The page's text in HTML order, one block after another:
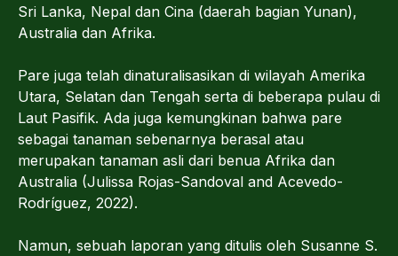
Sri Lanka, Nepal dan Cina (daerah bagian Yunan),
Australia dan Afrika.
Pare juga telah dinaturalisasikan di wilayah Amerika
Utara, Selatan dan Tengah serta di beberapa pulau di
Laut Pasifik. Ada juga kemungkinan bahwa pare
sebagai tanaman sebenarnya berasal atau
merupakan tanaman asli dari benua Afrika dan
Australia (Julissa Rojas-Sandoval and Acevedo-
Rodríguez, 2022).
Namun, sebuah laporan yang ditulis oleh Susanne S.